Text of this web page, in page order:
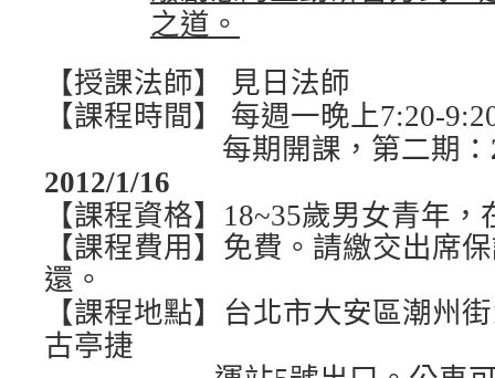
之道。
【授課法師】 見日法師
【課程時間】
每週一晚上7:20-
每期開課，第二期：
2012/1/16
【課程資格】 18~35歲男女青年，
【課程費用】免費。請繳交出席
還。
【課程地點】台北市大安區潮州街
古亭捷